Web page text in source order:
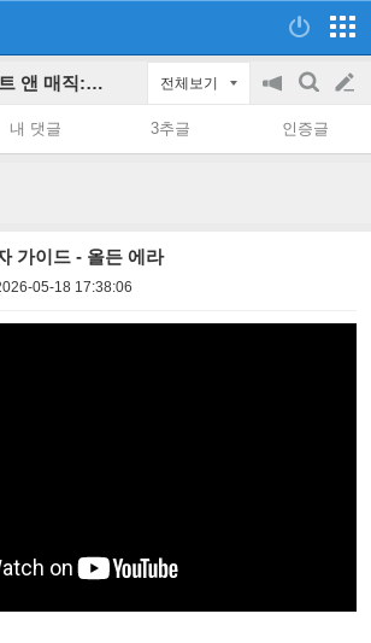
히어로즈 오브 마이트 앤 매직: 올든 에라 파티 인벤 전체보기
공
on/off
검
색
글
쓰
내 댓글 3추글 인증글
가이드 - 올든 에라
05-18 17:38:06